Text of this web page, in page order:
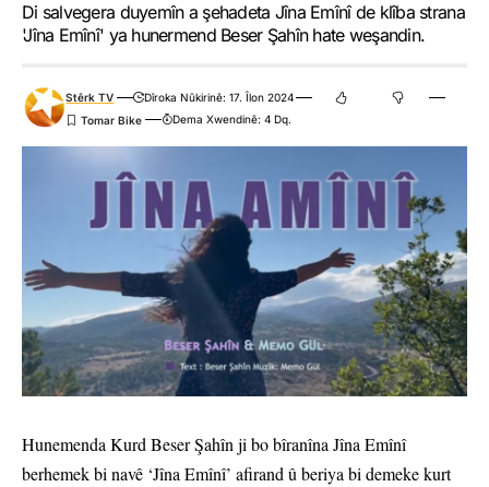
Di salvegera duyemîn a şehadeta Jîna Emînî de klîba strana
'Jîna Emînî' ya hunermend Beser Şahîn hate weşandin.
Stêrk TV
Dîroka Nûkirinê: 17. Îlon 2024
Dema Xwendinê: 4 Dq.
Hunemenda Kurd Beser Şahîn ji bo bîranîna Jîna Emînî
berhemek bi navê ‘Jîna Emînî’ afirand û beriya bi demeke kurt